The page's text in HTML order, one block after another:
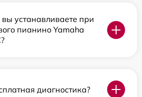
устанавливаете при
пианино Yamaha
диагностика?